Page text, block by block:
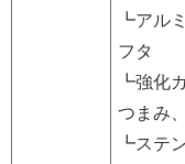
┗アル
フタ
┗強化
つまみ
┗ステ